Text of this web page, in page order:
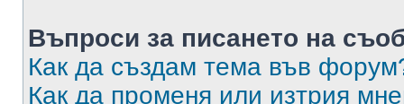
Въпроси за писането на
Как да създам тема във
Как да променя или изтрия